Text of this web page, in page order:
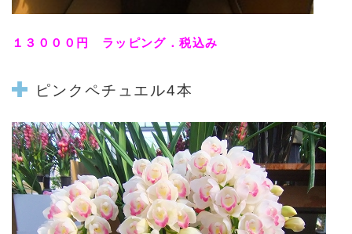
１３０００円 ラッピング．税込み
ピンクペチュエル4本